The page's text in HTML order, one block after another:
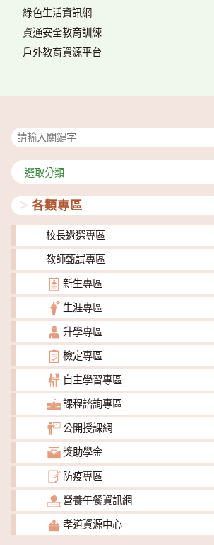
綠色生活資訊網
資通安全教育訓練
戶外教育資源平台
分
類
各類專區
校長遴選專區
教師甄試專區
新生專區
生涯專區
升學專區
檢定專區
自主學習專區
課程諮詢專區
公開授課網
獎助學金
防疫專區
營養午餐資訊網
孝道資源中心